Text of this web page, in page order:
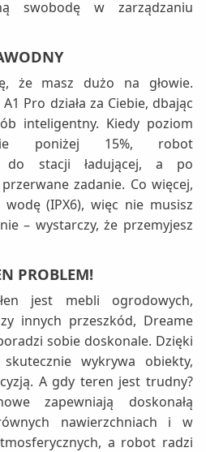
swobodę w zarządzaniu
że masz dużo na głowie.
Pro działa za Ciebie, dbając
inteligentny. Kiedy poziom
poniżej 15%, robot
do stacji ładującej, a po
zadanie. Co więcej,
(IPX6), więc nie musisz
– wystarczy, że przemyjesz
PROBLEM!
jest mebli ogrodowych,
innych przeszkód, Dreame
sobie doskonale. Dzięki
wykrywa obiekty,
A gdy teren jest trudny?
zapewniają doskonałą
nawierzchniach i w
a robot radzi